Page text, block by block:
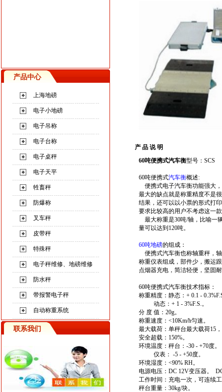
产品中心
上海地磅
电子小地磅
电子吊称
电子台称
电子桌秤
电子天平
牲畜秤
防爆称
叉车秤
皮带秤
特殊秤
电子秤维修、地磅维修
防水秤
带报警电子秤
自动称重系统
联系我们
产 品 说 明
60吨便携式汽车衡型号：SCS
60吨便携式汽车衡概述:
便携式电子汽车衡功能强大
最大的缺点就是称重精度不是
结果，还可以以小票的形式打
要求比较高的用户不考虑这一
最大称重是30吨/轴，比喻一
量可以达到120吨。
60吨地磅的组成：
便携式汽车衡也称轴重秤，
称重仪表组成，部件少，搬运
点烟器充电，简洁轻便，坚固
60吨便携式汽车衡技术指标：
称重精度：静态：+ 0.1 -
动态：+ 1 - 3%F.S.。
分 度 值：20g。
称重速度：<10Km/h匀速。
最大载荷：单秤台最大载荷15
安全超载：150%。
环境温度：秤台：-30 - +70度。
仪表： -5 - +50度。
环境湿度：<90% RH。
电源电压：DC 12V变压器。
工作时间：充电一次，可连续
秤台重量：30kg/块。